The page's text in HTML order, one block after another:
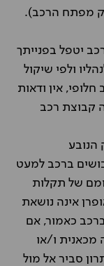
מפתח הרכב).
יטפל בפנייתך
ולפי שיקול
אין ודאות
קבוצת רכב
הנובע
ברכב למעט
של תקלות
אינה נושאת
כאמור, אם
מכאנית ו/או
סביר אל מול